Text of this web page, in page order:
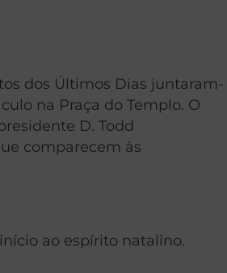
dos Últimos Dias juntaram-
na Praça do Templo. O
D. Todd
comparecem às
ao espírito natalino.